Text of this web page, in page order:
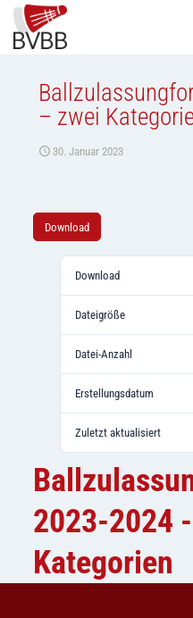
– zwei
30. Januar 2023
Download
Download
Dateigröße
Datei-Anzahl
Erstellungsdatum
Zuletzt aktualisiert
2023-2024
Kategorien